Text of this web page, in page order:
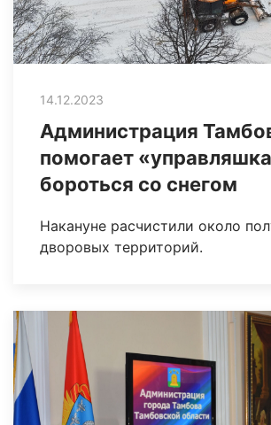
14.12.2023
Администрация
помогает
бороться со снегом
Накануне расчистили около
дворовых территорий.